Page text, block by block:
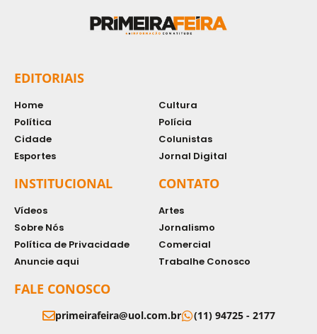
EDITORIAIS
Home
Política
Cidade
Esportes
Cultura
Polícia
Colunistas
Jornal Digital
INSTITUCIONAL
Vídeos
Sobre Nós
Política de Privacidade
Anuncie aqui
CONTATO
Artes
Jornalismo
Comercial
Trabalhe Conosco
FALE CONOSCO
primeirafeira@uol.com.br (11) 94725 - 2177